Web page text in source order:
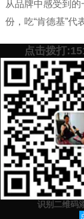
从品牌中感受到的
份，吃“肯德基”代
预约营销老师
上一篇：品牌策划如
下一篇：品牌策划中
猜你感兴趣的内容
点击拨打
识别二维码